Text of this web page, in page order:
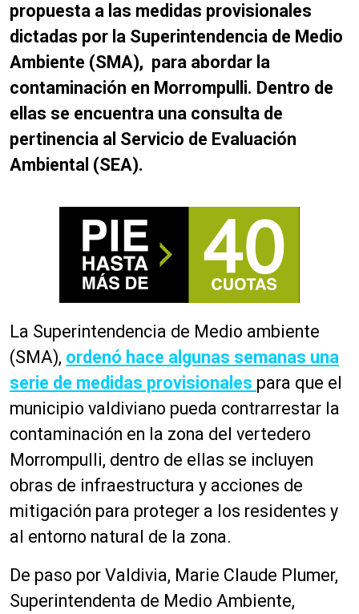
propuesta a las medidas provisionales
dictadas por la Superintendencia de Medio
Ambiente (SMA), para abordar la
contaminación en Morrompulli. Dentro de
ellas se encuentra una consulta de
pertinencia al Servicio de Evaluación
Ambiental (SEA).
La Superintendencia de Medio ambiente
(SMA), ordenó hace algunas semanas una
serie de medidas provisionales para que el
municipio valdiviano pueda contrarrestar la
contaminación en la zona del vertedero
Morrompulli, dentro de ellas se incluyen
obras de infraestructura y acciones de
mitigación para proteger a los residentes y
al entorno natural de la zona.
De paso por Valdivia, Marie Claude Plumer,
Superintendenta de Medio Ambiente,